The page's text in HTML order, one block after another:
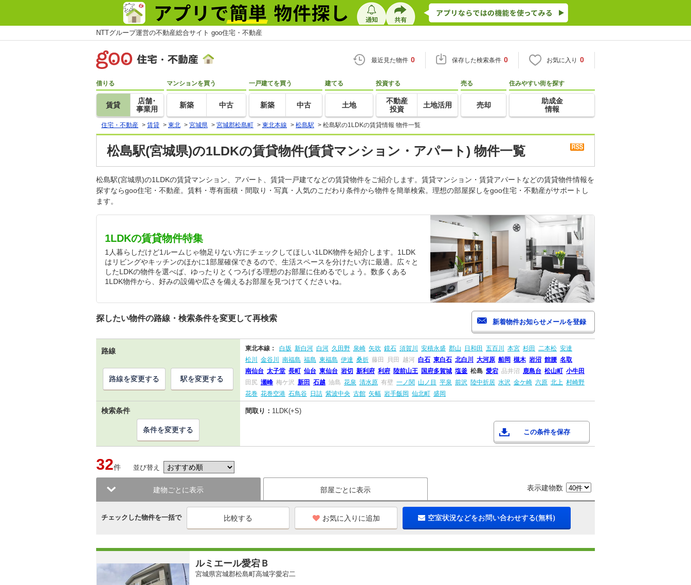
NTTグループ運営の不動産総合サイト goo住宅・不動産
最近見た物件 0 保存した検索条件 0 お気に入り 0
借りる
賃貸
店舗･
事業用
マンションを買う
新築 中古
一戸建てを買う
新築 中古
建てる
土地
投資する
不動産
投資
土地活用
売る
売却
住みやすい街を探す
助成金
情報
住宅・不動産 > 賃貸 > 東北 > 宮城県 > 宮城郡松島町 > 東北本線 > 松島駅 > 松島駅の1LDKの賃貸情報 物件一覧
松島駅(宮城県)の1LDKの賃貸物件(賃貸マンション・アパート) 物件一覧
松島駅(宮城県)の1LDKの賃貸マンション、アパート、賃貸一戸建てなどの賃貸物件をご紹介します。賃貸マンション・賃貸アパートなどの賃貸物件情報を
探すならgoo住宅・不動産。賃料・専有面積・間取り・写真・人気のこだわり条件から物件を簡単検索。理想の部屋探しをgoo住宅・不動産がサポートし
ます。
1LDKの賃貸物件特集
1人暮らしだけど1ルームじゃ物足りない方にチェックしてほしい1LDK物件を紹介します。1LDK
はリビングやキッチンのほかに1部屋確保できるので、生活スペースを分けたい方に最適。広々と
したLDKの物件を選べば、ゆったりとくつろげる理想のお部屋に住めるでしょう。数多くある
1LDK物件から、好みの設備や広さを備えるお部屋を見つけてくださいね。
探したい物件の路線・検索条件を変更して再検索
路線 東北本線： 白坂 新白河 白河 久田野 泉崎 矢吹 鏡石 須賀川 安積永盛 郡山 日和田 五百川 本宮 杉田 二本松 安達
松川
金谷川 南福島 福島 東福島 伊達 桑折 藤田 貝田 越河 白石 東白石 北白川 大河原 船岡 槻木 岩沼 館腰 名取
南仙台 太子堂 長町 仙台 東仙台 岩切 新利府 利府 陸前山王 国府多賀城 塩釜 松島 愛宕 品井沼 鹿島台 松山町 小牛田
田尻 瀬峰 梅ケ沢 新田 石越 油島 花泉 清水原 有壁 一ノ関 山ノ目 平泉 前沢 陸中折居 水沢 金ケ崎 六原 北上 村崎野
花巻 花巻空港 石鳥谷 日詰 紫波中央 古館 矢幅 岩手飯岡 仙北町 盛岡
路線を変更する 駅を変更する
検索条件 間取り： 1LDK(+S)
この条件を保存
条件を変更する
32件 並び替え
建物ごとに表示 部屋ごとに表示 表示建物数
チェックした物件を一括で お気に入りに追加 空室状況などをお問い合わせする(無料)
ルミエール愛宕Ｂ
宮城県宮城郡松島町高城字愛宕二